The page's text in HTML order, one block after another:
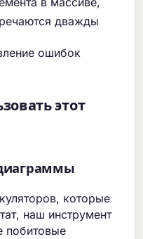
дважды
ошибок
этот
которые
наш инструмент
побитовые